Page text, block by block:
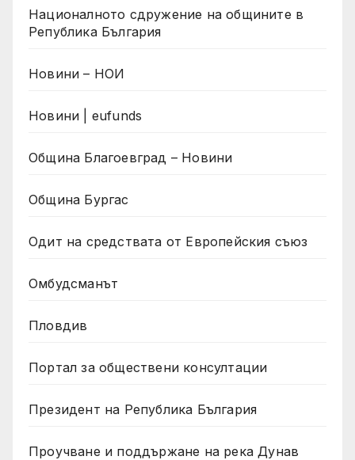
Националното сдружение на общините в
Република България
Новини – НОИ
Новини | eufunds
Община Благоевград – Новини
Община Бургас
Одит на средствата от Европейския съюз
Омбудсманът
Пловдив
Портал за обществени консултации
Президент на Република България
Проучване и поддържане на река Дунав